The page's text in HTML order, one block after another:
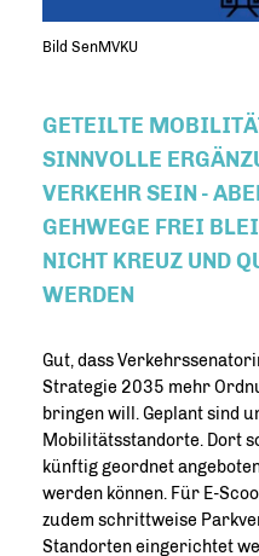
Bild SenMVKU
GETEILTE
SINNVOLLE
VERKEHR SEIN -
GEHWEGE FREI
NICHT KREUZ UND
WERDEN
Gut, dass
Strategie 2035 mehr
bringen will. Geplant sind
Mobilitätsstandorte. Dort
künftig geordnet
werden können. Für E-
zudem schrittweise
Standorten eingerichtet